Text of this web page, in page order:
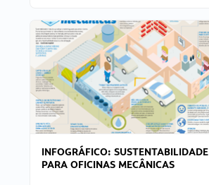
INFOGRÁFICO: SUSTENTABILIDADE
PARA OFICINAS MECÂNICAS